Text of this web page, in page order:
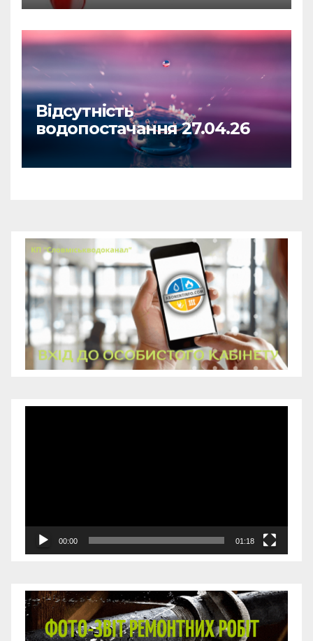
Відсутність
водопостачання 27.04.26
00:00 01:18